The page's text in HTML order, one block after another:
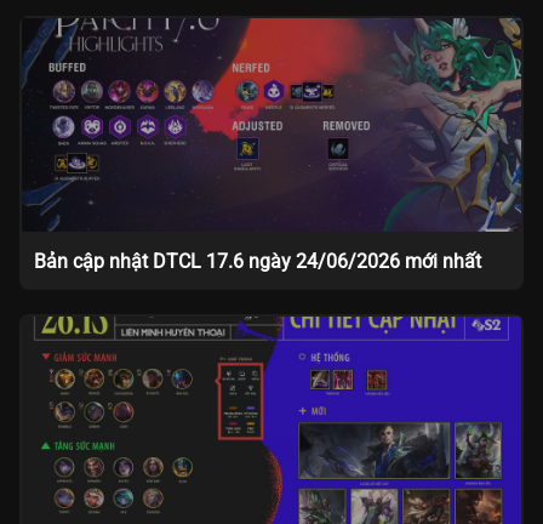
Bản cập nhật DTCL 17.6 ngày 24/06/2026 mới nhất